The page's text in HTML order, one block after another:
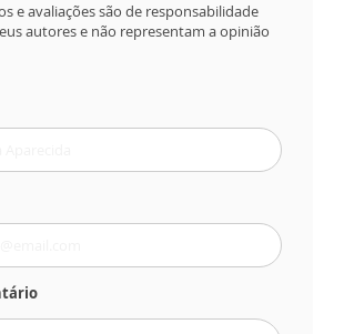
e avaliações são de responsabilidade
autores e não representam a opinião